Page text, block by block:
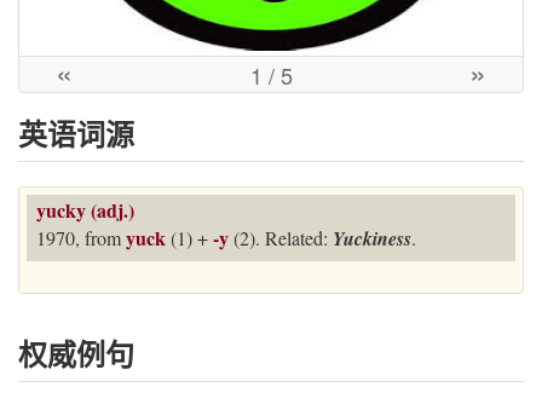
« 1 / 5 »
英语词源
yucky (adj.)
1970, fromyuck(1) +-y(2). Related: Yuckiness.
权威例句